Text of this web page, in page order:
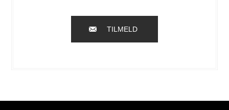
TILMELD